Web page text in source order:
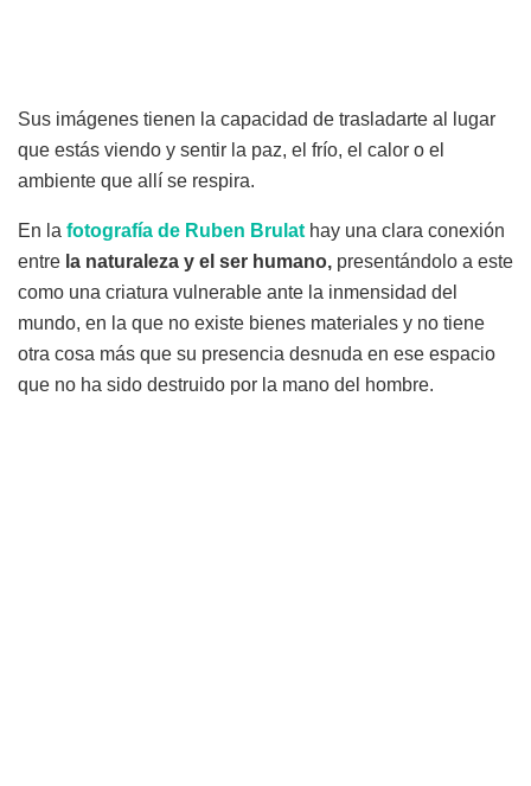
Sus imágenes tienen la capacidad de trasladarte al lugar
que estás viendo y sentir la paz, el frío, el calor o el
ambiente que allí se respira.
En la fotografía de Ruben Brulat hay una clara conexión
entre la naturaleza y el ser humano, presentándolo a este
como una criatura vulnerable ante la inmensidad del
mundo, en la que no existe bienes materiales y no tiene
otra cosa más que su presencia desnuda en ese espacio
que no ha sido destruido por la mano del hombre.